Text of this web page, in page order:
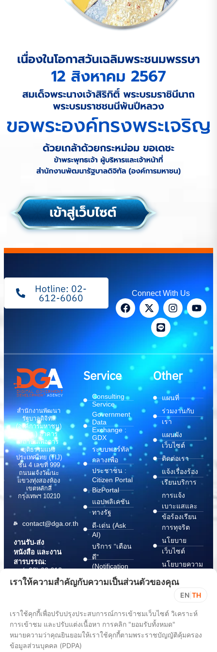
Hotline: 02-
612-6060 Connect With Us
สำนักงานพัฒนา
รัฐบาลดิจิทัล
(องค์การมหาชน)
(สพร.) อาคาร
สถาบันเพื่อการ
ยุติธรรมแห่ง
ประเทศไทย (TIJ)
ชั้น 4 เลขที่ 999
ถนนแจ้งวัฒนะ
แขวงทุ่งสองห้อง
เขตหลักสี่
กรุงเทพฯ 10210
contact@dga.or.th
งานรับ-ส่ง
หนังสือ และงาน
สารบรรณ:
(+66) 02 612
6000
saraban@dga.or.th
Center:
(+66) 02 612
Service
Consulting
Service
Government
Data
Exchange :
GDX
ระบบพอร์ทัล
กลางเพื่อ
ประชาชน :
Citizen Portal
BizPortal
แอปพลิเคชัน
ทางรัฐ
ดี-เด่น (Ask
AI)
บริการ “เตือน
ดี”
(Notification
บริการ
(Document
Wallet)
Other
แผนที่
ร่วมงานกับ
เรา
แผนผัง
เว็บไซต์
ติดต่อเรา
แจ้งเรื่องร้อง
เรียนบริการ
การแจ้ง
เบาะแสและ
ข้อร้องเรียน
การทุจริต
นโยบาย
เว็บไซต์
นโยบายความ
ปลอดภัย
สารสนเทศ
ChangeLog
เราให้ความสำคัญกับความเป็นส่วนตัวของคุณ
EN TH
เราใช้คุกกี้เพื่อปรับปรุงประสบการณ์การเข้าชมเว็บไซต์ วิเคราะห์
การเข้าชม และปรับแต่งเนื้อหา การคลิก "ยอมรับทั้งหมด"
หมายความว่าคุณยินยอมให้เราใช้คุกกี้ตามพระราชบัญญัติคุ้มครอง
ข้อมูลส่วนบุคคล (PDPA)